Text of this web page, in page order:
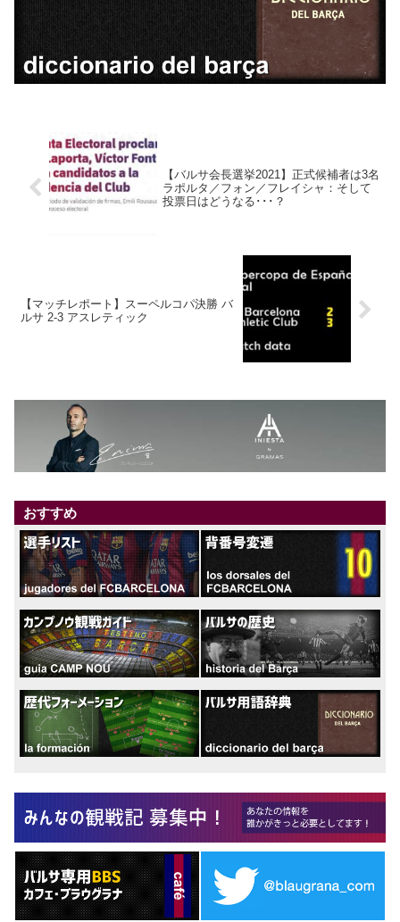
【バルサ会長選挙2021】正式候補者は3名
ラポルタ／フォン／フレイシャ：そして
投票日はどうなる･･･？
【マッチレポート】スーペルコパ決勝 バ
ルサ 2-3 アスレティック
おすすめ